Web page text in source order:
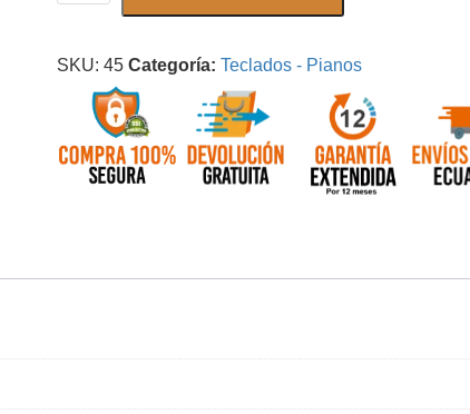
SKU: 45 Categoría: Teclados - Pianos